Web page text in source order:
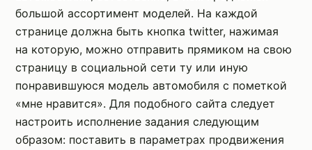
большой ассортимент моделей. На каждой
странице должна быть кнопка twitter, нажимая
на которую, можно отправить прямиком на свою
страницу в социальной сети ту или иную
понравившуюся модель автомобиля с пометкой
«мне нравится». Для подобного сайта следует
настроить исполнение задания следующим
образом: поставить в параметрах продвижения